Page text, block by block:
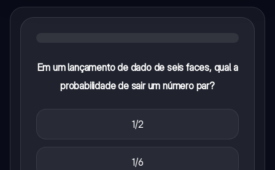
Em um lançamento de dado de seis faces, qual a
probabilidade de sair um número par?
1/2
1/6